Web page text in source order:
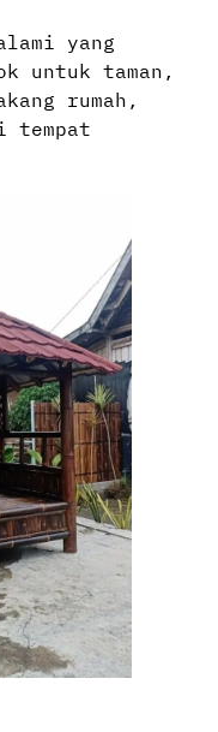
yang
untuk taman,
rumah,
tempat